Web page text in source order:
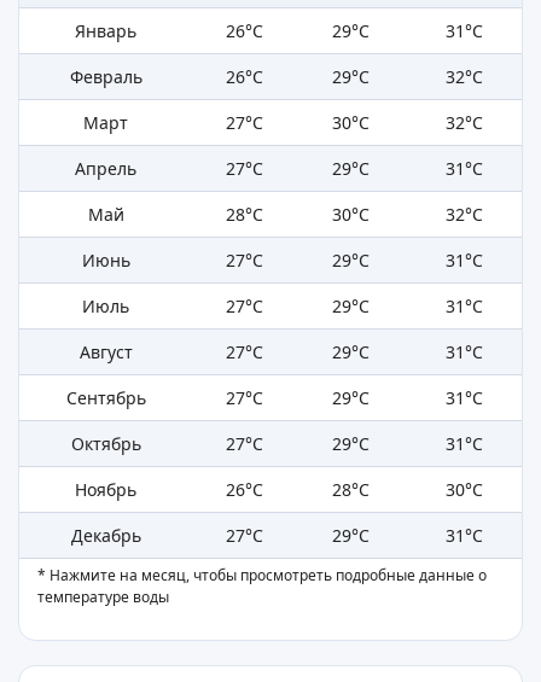
Январь
26°C 29°C
31°C
Февраль
26°C 29°C
32°C
Март
27°C 30°C
32°C
Апрель
27°C 29°C
31°C
Май
28°C 30°C
32°C
Июнь
27°C 29°C
31°C
Июль
27°C 29°C
31°C
Август
27°C 29°C
31°C
Сентябрь
27°C 29°C
31°C
Октябрь
27°C 29°C
31°C
Ноябрь
26°C 28°C
30°C
Декабрь
27°C 29°C 31°C
* Нажмите на месяц, чтобы просмотреть подробные данные о
температуре воды